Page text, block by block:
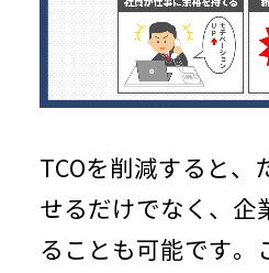
TCOを削減すると、
せるだけでなく、企
ることも可能です。